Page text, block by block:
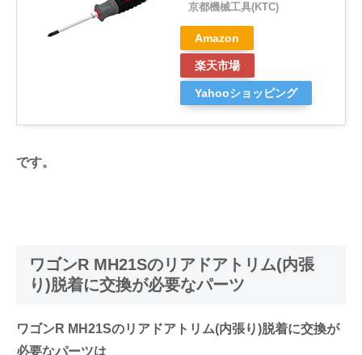
京都機械工具(KTC)
Amazon
楽天市場
Yahooショッピング
です。
ワゴンR MH21Sのリアドアトリム(内張
り)脱着に交換が必要なパーツ
ワゴンR MH21Sのリアドアトリム(内張り)脱着に交換が
必要なパーツは